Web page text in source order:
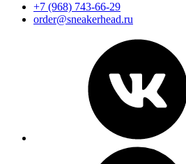
+7 (968) 743-66-29
order@sneakerhead.ru